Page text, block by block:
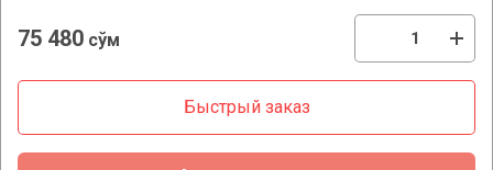
75 480 сўм
Быстрый заказ